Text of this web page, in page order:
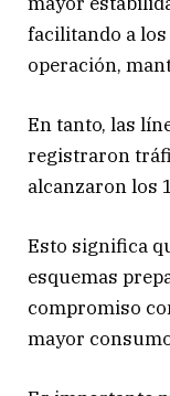
facilitando a
operación,
En tanto, las
registraron
alcanzaron los
Esto significa
esquemas
compromiso
mayor